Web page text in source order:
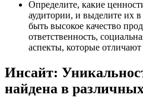
Определите, какие
аудитории, и выделите
быть высокое качество
ответственность,
аспекты, которые отличают
Инсайт:
найдена в